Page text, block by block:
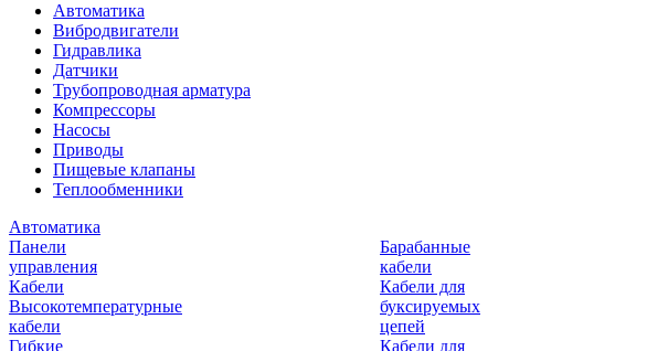
Автоматика
Вибродвигатели
Гидравлика
Датчики
Трубопроводная арматура
Компрессоры
Насосы
Приводы
Пищевые клапаны
Теплообменники
Автоматика
Панели
управления
Кабели
Высокотемпературные
кабели
Гибкие
Барабанные
кабели
Кабели для
буксируемых
цепей
Кабели для